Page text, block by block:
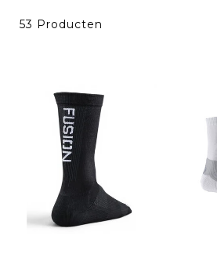
53 Producten